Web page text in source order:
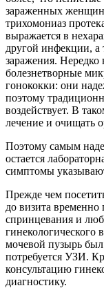
зараженных
трихомониаз
выражается в
другой инфекции, а
заражения. Нередко
болезнетворные
гонококки: они
поэтому
воздействует. В
лечение и очищать
Поэтому самым
остается
симптомы
Прежде чем
до визита временно
спринцевания и
гинекологического
мочевой пузырь
потребуется УЗИ.
консультацию
диагностику.